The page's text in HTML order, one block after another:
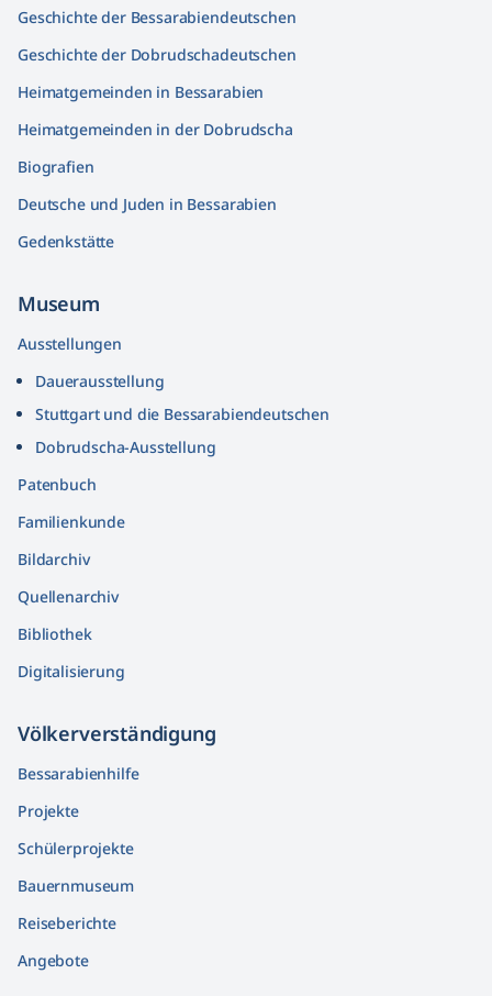
Geschichte der Bessarabiendeutschen
Geschichte der Dobrudschadeutschen
Heimatgemeinden in Bessarabien
Heimatgemeinden in der Dobrudscha
Biografien
Deutsche und Juden in Bessarabien
Gedenkstätte
Museum
Ausstellungen
Dauerausstellung
Stuttgart und die Bessarabiendeutschen
Dobrudscha­-Ausstellung
Patenbuch
Familienkunde
Bildarchiv
Quellenarchiv
Bibliothek
Digitalisierung
Völkerver­ständigung
Bessarabienhilfe
Projekte
Schülerprojekte
Bauernmuseum
Reiseberichte
Angebote